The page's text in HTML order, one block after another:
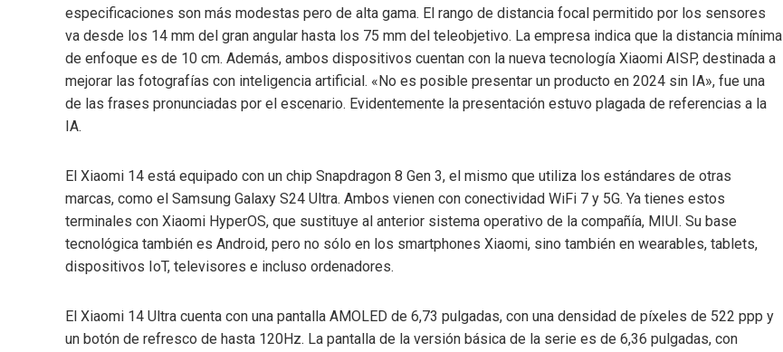
especificaciones son más modestas pero de alta gama. El rango de distancia focal permitido por los sensores
va desde los 14 mm del gran angular hasta los 75 mm del teleobjetivo. La empresa indica que la distancia mínima
de enfoque es de 10 cm. Además, ambos dispositivos cuentan con la nueva tecnología Xiaomi AISP, destinada a
mejorar las fotografías con inteligencia artificial. «No es posible presentar un producto en 2024 sin IA», fue una
de las frases pronunciadas por el escenario. Evidentemente la presentación estuvo plagada de referencias a la
IA.
El Xiaomi 14 está equipado con un chip Snapdragon 8 Gen 3, el mismo que utiliza los estándares de otras
marcas, como el Samsung Galaxy S24 Ultra. Ambos vienen con conectividad WiFi 7 y 5G. Ya tienes estos
terminales con Xiaomi HyperOS, que sustituye al anterior sistema operativo de la compañía, MIUI. Su base
tecnológica también es Android, pero no sólo en los smartphones Xiaomi, sino también en wearables, tablets,
dispositivos IoT, televisores e incluso ordenadores.
El Xiaomi 14 Ultra cuenta con una pantalla AMOLED de 6,73 pulgadas, con una densidad de píxeles de 522 ppp y
un botón de refresco de hasta 120Hz. La pantalla de la versión básica de la serie es de 6,36 pulgadas, con